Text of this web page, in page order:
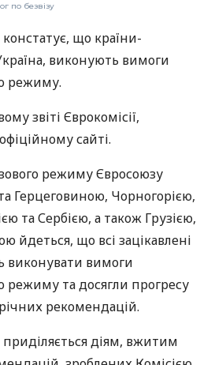
по безвізу
що країни-
виконують вимоги
режиму.
звіті Єврокомісії,
сайті.
режиму Євросоюзу
Герцеговиною, Чорногорією,
та Сербією, а також Грузією,
йдеться, що всі зацікавлені
виконувати вимоги
режиму та досягли прогресу
рекомендацій.
приділяється діям, вжитим